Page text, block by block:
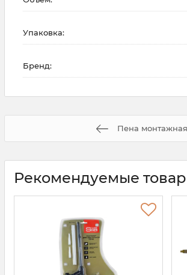
Упаковка:
Бренд:
Пена
Рекомендуемые